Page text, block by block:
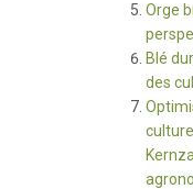
Orge
Blé
des